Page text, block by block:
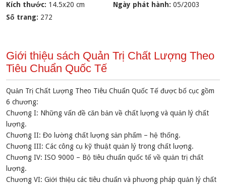
Kích thước: 14.5x20 cm Ngày phát hành: 05/2003
Số trang: 272
Giới thiệu sách Quản Trị Chất Lượng Theo
Tiêu Chuẩn Quốc Tế
Quản Trị Chất Lượng Theo Tiêu Chuẩn Quốc Tế được bố cục gồm
6 chương:
Chương I: Những vấn đề căn bản về chất lượng và quản lý chất
lượng.
Chương II: Đo lường chất lượng sản phẩm – hệ thống.
Chương III: Các công cụ kỹ thuật quản lý trong chất lượng.
Chương IV: ISO 9000 – Bộ tiêu chuẩn quốc tế về quản trị chất
lượng.
Chương VI: Giới thiệu các tiêu chuẩn và phương pháp quản lý chất